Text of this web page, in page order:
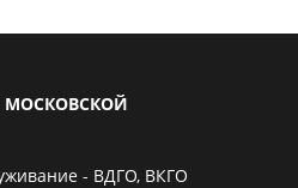
МОСКОВСКОЙ
- ВДГО, ВКГО